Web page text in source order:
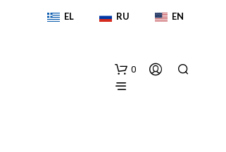
EL RU EN
0